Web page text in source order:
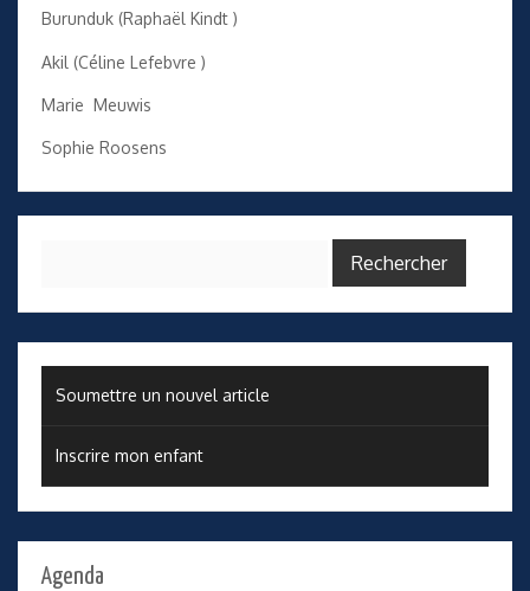
Burunduk (Raphaël Kindt )
Akil (Céline Lefebvre )
Marie Meuwis
Sophie Roosens
Soumettre un nouvel article
Inscrire mon enfant
Agenda